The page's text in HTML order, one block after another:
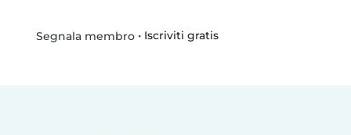
Segnala membro• Iscriviti gratis